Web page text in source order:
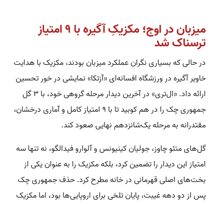
میزبان در اوج؛ مکزیکِ آگیره با ۹ امتیاز
ترسناک شد
در حالی که بسیاری نگران عملکرد میزبان بودند، مکزیک با هدایت
خاویر آگیره در ورزشگاه افسانه‌ای «آزتکا» نمایشی در خور تحسین
ارائه داد. «ال‌تری» در آخرین دیدار مرحله گروهی خود، با ۳ گل
جمهوری چک را در هم کوبید تا با ۹ امتیاز کامل و آماری درخشان،
مقتدرانه به مرحله یک‌شانزدهم نهایی صعود کند.
گل‌های متئو چاوز، جولیان کینیونس و آلوارو فیدالگو، نه تنها سه
امتیاز این دیدار را تضمین کرد، بلکه مکزیک را به عنوان یکی از
بخت‌های اصلی قهرمانی در خانه مطرح کرد. حذف جمهوری چک
پس از دو دهه غیبت، پایان تلخی برای اروپایی‌ها بود، اما مکزیک